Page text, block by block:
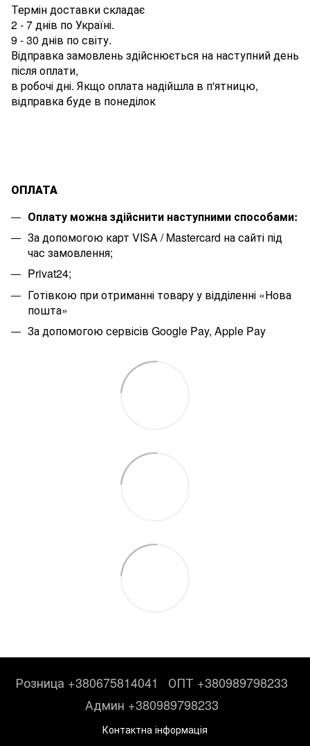
Термін доставки складає
2 - 7 днів по Україні.
9 - 30 днів по світу.
Відправка замовлень здійснюється на наступний день
після оплати,
в робочі дні. Якщо оплата надійшла в п'ятницю,
відправка буде в понеділок
ОПЛАТА
Оплату можна здійснити наступними способами:
За допомогою карт VISA / Mastercard на сайті під
час замовлення;
Privat24;
Готівкою при отриманні товару у відділенні «Нова
пошта»
За допомогою сервісів Google Pay, Apple Pay
Розница +380675814041
ОПТ +380989798233
Админ +380989798233
Контактна інформація